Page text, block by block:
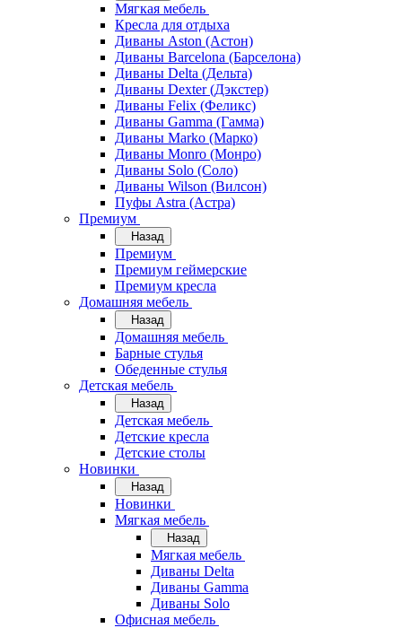
Мягкая мебель
Кресла для отдыха
Диваны Aston (Астон)
Диваны Barcelona (Барселона)
Диваны Delta (Дельта)
Диваны Dexter (Дэкстер)
Диваны Felix (Феликс)
Диваны Gamma (Гамма)
Диваны Marko (Марко)
Диваны Monro (Монро)
Диваны Solo (Соло)
Диваны Wilson (Вилсон)
Пуфы Astra (Астра)
Премиум
Назад
Премиум
Премиум геймерские
Премиум кресла
Домашняя мебель
Назад
Домашняя мебель
Барные стулья
Обеденные стулья
Детская мебель
Назад
Детская мебель
Детские кресла
Детские столы
Новинки
Назад
Новинки
Мягкая мебель
Назад
Мягкая мебель
Диваны Delta
Диваны Gamma
Диваны Solo
Офисная мебель